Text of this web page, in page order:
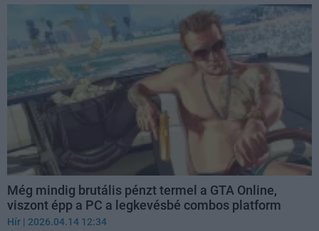
Még mindig brutális pénzt termel a GTA Online,
viszont épp a PC a legkevésbé combos platform
Hír | 2026.04.14 12:34